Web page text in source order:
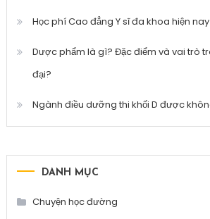
Học phí Cao đẳng Y sĩ đa khoa hiện
Dược phẩm là gì? Đặc điểm và vai trò
đại?
Ngành điều dưỡng thi khối D được
DANH MỤC
Chuyện học đường